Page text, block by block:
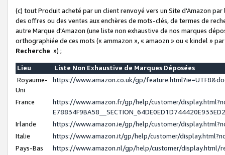
(c) tout Produit acheté par un client renvoyé vers un Site d'Amazon
des offres ou des ventes aux enchères de mots-clés, de termes de
autre Marque d'Amazon (une liste non exhaustive de nos marques
orthographiée de ces mots (« ammazon », « amaozn » ou « kindel »
Recherche ») ;
Lieu
Liste Non Exhaustive de Marques Déposées
Royaume-
Uni
https://www.amazon.co.uk/gp/
France
https://www.amazon.fr/gp/help/customer/
Irlande
https://www.amazon.ie/gp/help/customer/
Italie
https://www.amazon.it/gp/help/customer/
Pays-Bas
https://www.amazon.nl/gp/help/customer/display.html/